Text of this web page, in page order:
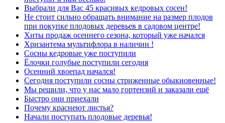
Выбрали для Вас 45 красивых кедровых сосен!
Не стоит сильно обращать внимание на размер плодов
при покупке плодовых деревьев в садовом центре!
Хиты продаж осеннего сезона, который уже начался
Хризантема мультифлора в наличии !
Сосны кедровые уже поступили
Ёлочки голубые поступили сегодня
Осенний хвоепад начался!
Сегодня поступили сосны стриженные обыкновенные!
Мы решили, что у нас мало гортензий и заказали ещё
Быстро они приехали
Почему краснеют листья?
Начали поступать плодовые деревья!